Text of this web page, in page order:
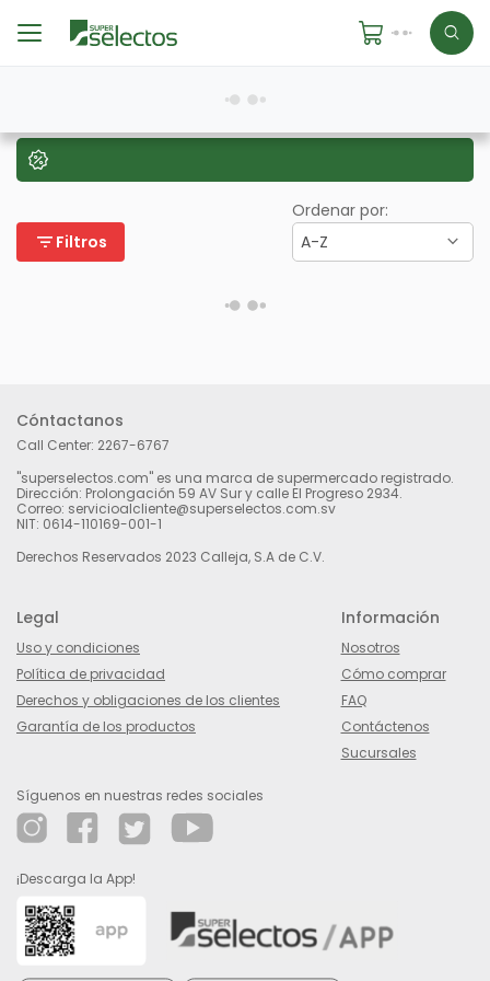
filter_list Filtros
Ordenar por:
A-Z
Cóntactanos
Call Center: 2267-6767
"superselectos.com" es una marca de supermercado registrado.
Dirección: Prolongación 59 AV Sur y calle El Progreso 2934.
Correo: servicioalcliente@superselectos.com.sv
NIT: 0614-110169-001-1
Derechos Reservados 2023 Calleja, S.A de C.V.
Legal
Uso y condiciones
Política de privacidad
Derechos y obligaciones de los clientes
Garantía de los productos
Información
Nosotros
Cómo comprar
FAQ
Contáctenos
Sucursales
Síguenos en nuestras redes sociales
¡Descarga la App!